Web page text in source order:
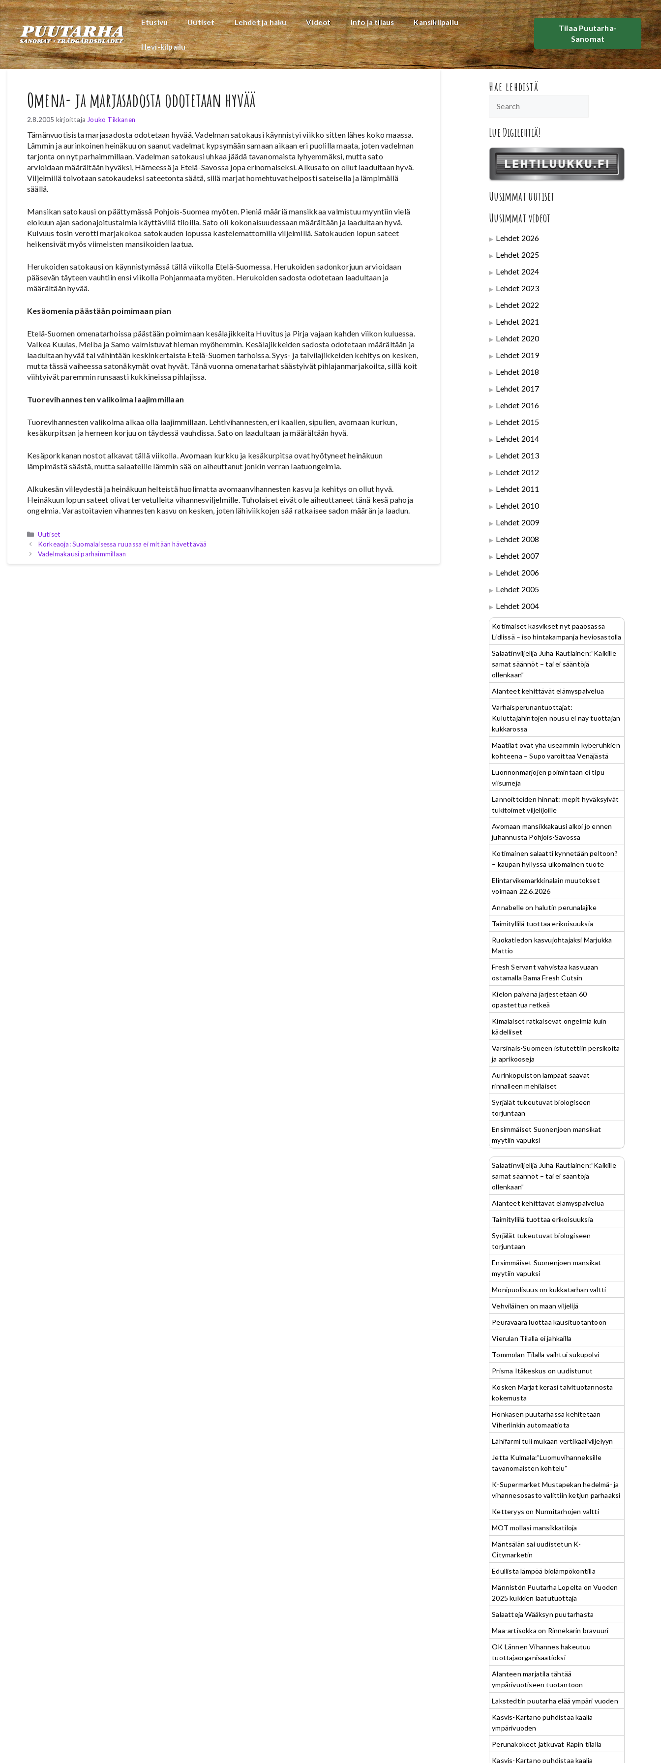
Siirry
sisältöön
Etusivu Uutiset Lehdet ja haku Videot Info ja tilaus Kansikilpailu
Hevi-kilpailu
Tilaa Puutarha-
Sanomat
Omena- ja marjasadosta odotetaan hyvää
2.8.2005 kirjoittaja Jouko Tikkanen
Tämänvuotisista marjasadosta odotetaan hyvää. Vadelman satokausi käynnistyi viikko sitten lähes koko maassa.
Lämmin ja aurinkoinen heinäkuu on saanut vadelmat kypsymään samaan aikaan eri puolilla maata, joten vadelman
tarjonta on nyt parhaimmillaan. Vadelman satokausi uhkaa jäädä tavanomaista lyhyemmäksi, mutta sato
arvioidaan määrältään hyväksi, Hämeessä ja Etelä-Savossa jopa erinomaiseksi. Alkusato on ollut laadultaan hyvä.
Viljelmillä toivotaan satokaudeksi sateetonta säätä, sillä marjat homehtuvat helposti sateisella ja lämpimällä
säällä.
Mansikan satokausi on päättymässä Pohjois-Suomea myöten. Pieniä määriä mansikkaa valmistuu myyntiin vielä
elokuun ajan sadonajoitustaimia käyttävillä tiloilla. Sato oli kokonaisuudessaan määrältään ja laadultaan hyvä.
Kuivuus tosin verotti marjakokoa satokauden lopussa kastelemattomilla viljelmillä. Satokauden lopun sateet
heikensivät myös viimeisten mansikoiden laatua.
Herukoiden satokausi on käynnistymässä tällä viikolla Etelä-Suomessa. Herukoiden sadonkorjuun arvioidaan
pääsevän täyteen vauhtiin ensi viikolla Pohjanmaata myöten. Herukoiden sadosta odotetaan laadultaan ja
määrältään hyvää.
Kesäomenia päästään poimimaan pian
Etelä-Suomen omenatarhoissa päästään poimimaan kesälajikkeita Huvitus ja Pirja vajaan kahden viikon kuluessa.
Valkea Kuulas, Melba ja Samo valmistuvat hieman myöhemmin. Kesälajikkeiden sadosta odotetaan määrältään ja
laadultaan hyvää tai vähintään keskinkertaista Etelä-Suomen tarhoissa. Syys- ja talvilajikkeiden kehitys on kesken,
mutta tässä vaiheessa satonäkymät ovat hyvät. Tänä vuonna omenatarhat säästyivät pihlajanmarjakoilta, sillä koit
viihtyivät paremmin runsaasti kukkineissa pihlajissa.
Tuorevihannesten valikoima laajimmillaan
Tuorevihannesten valikoima alkaa olla laajimmillaan. Lehtivihannesten, eri kaalien, sipulien, avomaan kurkun,
kesäkurpitsan ja herneen korjuu on täydessä vauhdissa. Sato on laadultaan ja määrältään hyvä.
Kesäporkkanan nostot alkavat tällä viikolla. Avomaan kurkku ja kesäkurpitsa ovat hyötyneet heinäkuun
lämpimästä säästä, mutta salaateille lämmin sää on aiheuttanut jonkin verran laatuongelmia.
Alkukesän viileydestä ja heinäkuun helteistä huolimatta avomaanvihannesten kasvu ja kehitys on ollut hyvä.
Heinäkuun lopun sateet olivat tervetulleita vihannesviljelmille. Tuholaiset eivät ole aiheuttaneet tänä kesä pahoja
ongelmia. Varastoitavien vihannesten kasvu on kesken, joten lähiviikkojen sää ratkaisee sadon määrän ja laadun.
Kategoriat
Uutiset
Korkeaoja: Suomalaisessa ruuassa ei mitään hävettävää
Vadelmakausi parhaimmillaan
Hae lehdistä
Lue Digilehtiä!
Uusimmat uutiset
Uusimmat videot
Lehdet 2026
Lehdet 2025
Lehdet 2024
Lehdet 2023
Lehdet 2022
Lehdet 2021
Lehdet 2020
Lehdet 2019
Lehdet 2018
Lehdet 2017
Lehdet 2016
Lehdet 2015
Lehdet 2014
Lehdet 2013
Lehdet 2012
Lehdet 2011
Lehdet 2010
Lehdet 2009
Lehdet 2008
Lehdet 2007
Lehdet 2006
Lehdet 2005
Lehdet 2004
Kotimaiset kasvikset nyt pääosassa
Lidlissä – iso hintakampanja heviosastolla
Salaatinviljelijä Juha Rautiainen:”Kaikille
samat säännöt – tai ei sääntöjä
ollenkaan”
Alanteet kehittävät elämyspalvelua
Varhaisperunantuottajat:
Kuluttajahintojen nousu ei näy tuottajan
kukkarossa
Maatilat ovat yhä useammin kyberuhkien
kohteena – Supo varoittaa Venäjästä
Luonnonmarjojen poimintaan ei tipu
viisumeja
Lannoitteiden hinnat: mepit hyväksyivät
tukitoimet viljelijöille
Avomaan mansikkakausi alkoi jo ennen
juhannusta Pohjois-Savossa
Kotimainen salaatti kynnetään peltoon?
– kaupan hyllyssä ulkomainen tuote
Elintarvikemarkkinalain muutokset
voimaan 22.6.2026
Annabelle on halutin perunalajike
Taimityllilä tuottaa erikoisuuksia
Ruokatiedon kasvujohtajaksi Marjukka
Mattio
Fresh Servant vahvistaa kasvuaan
ostamalla Bama Fresh Cutsin
Kielon päivänä järjestetään 60
opastettua retkeä
Kimalaiset ratkaisevat ongelmia kuin
kädelliset
Varsinais-Suomeen istutettiin persikoita
ja aprikooseja
Aurinkopuiston lampaat saavat
rinnalleen mehiläiset
Syrjälät tukeutuvat biologiseen
torjuntaan
Ensimmäiset Suonenjoen mansikat
myytiin vapuksi
Salaatinviljelijä Juha Rautiainen:”Kaikille
samat säännöt – tai ei sääntöjä
ollenkaan”
Alanteet kehittävät elämyspalvelua
Taimityllilä tuottaa erikoisuuksia
Syrjälät tukeutuvat biologiseen
torjuntaan
Ensimmäiset Suonenjoen mansikat
myytiin vapuksi
Monipuolisuus on kukkatarhan valtti
Vehviläinen on maan viljelijä
Peuravaara luottaa kausituotantoon
Vierulan Tilalla ei jahkailla
Tommolan Tilalla vaihtui sukupolvi
Prisma Itäkeskus on uudistunut
Kosken Marjat keräsi talvituotannosta
kokemusta
Honkasen puutarhassa kehitetään
Viherlinkin automaatiota
Lähifarmi tuli mukaan vertikaaliviljelyyn
Jetta Kulmala:”Luomuvihanneksille
tavanomaisten kohtelu”
K-Supermarket Mustapekan hedelmä- ja
vihannesosasto valittiin ketjun parhaaksi
Ketteryys on Nurmitarhojen valtti
MOT mollasi mansikkatiloja
Mäntsälän sai uudistetun K-
Citymarketin
Edullista lämpöä biolämpökontilla
Männistön Puutarha Lopelta on Vuoden
2025 kukkien laatutuottaja
Salaatteja Wääksyn puutarhasta
Maa-artisokka on Rinnekarin bravuuri
OK Lännen Vihannes hakeutuu
tuottajaorganisaatioksi
Alanteen marjatila tähtää
ympärivuotiseen tuotantoon
Lakstedtin puutarha elää ympäri vuoden
Kasvis-Kartano puhdistaa kaalia
ympärivuoden
Perunakokeet jatkuvat Räpin tilalla
Kasvis-Kartano puhdistaa kaalia